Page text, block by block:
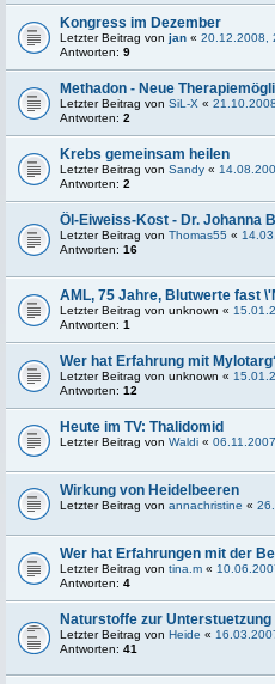
Kongress im Dezember
Letzter Beitrag von jan « 20.12.2008,
Antworten: 9
Methadon - Neue
Letzter Beitrag von SiL-X «
Antworten: 2
Krebs gemeinsam heilen
Letzter Beitrag von Sandy «
Antworten: 2
Öl-Eiweiss-Kost - Dr. Johanna
Letzter Beitrag von Thomas55 «
Antworten: 16
AML, 75 Jahre, Blutwerte fast
Letzter Beitrag von unknown «
Antworten: 1
Wer hat Erfahrung mit
Letzter Beitrag von unknown «
Antworten: 12
Heute im TV: Thalidomid
Letzter Beitrag von Waldi «
Wirkung von Heidelbeeren
Letzter Beitrag von annachristine «
Wer hat Erfahrungen mit der
Letzter Beitrag von tina.m «
Antworten: 4
Naturstoffe zur Unterstuetzung
Letzter Beitrag von Heide «
Antworten: 41